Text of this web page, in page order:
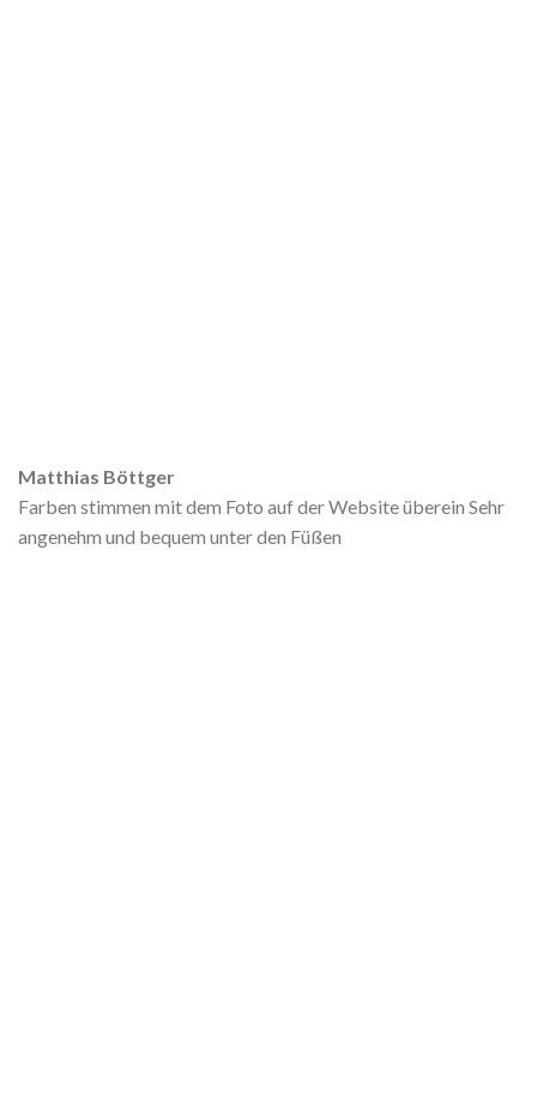
Matthias Böttger
Farben stimmen mit dem Foto auf der Website überein Sehr
angenehm und bequem unter den Füßen